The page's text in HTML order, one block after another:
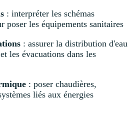
: interpréter les schémas
poser les équipements sanitaires
: assurer la distribution d'eau
les évacuations dans les
: poser chaudières,
liés aux énergies